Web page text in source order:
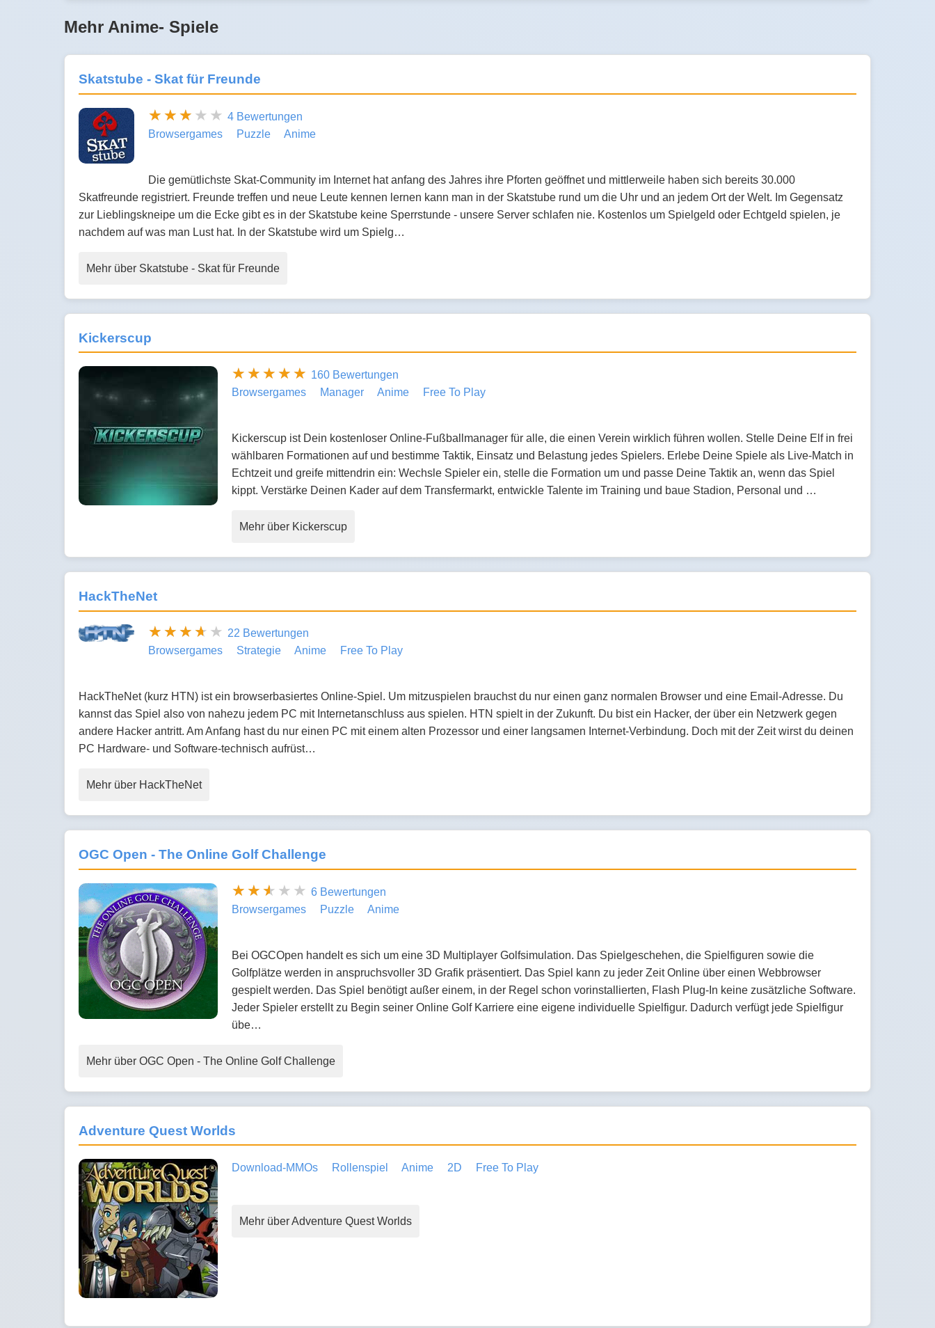
Mehr Anime- Spiele
Skatstube - Skat für Freunde
4 Bewertungen
Browsergames
Puzzle Anime
Die gemütlichste Skat-Community im Internet hat anfang des Jahres ihre Pforten geöffnet und mittlerweile haben sich bereits 30.000
Skatfreunde registriert. Freunde treffen und neue Leute kennen lernen kann man in der Skatstube rund um die Uhr und an jedem Ort der Welt. Im Gegensatz
zur Lieblingskneipe um die Ecke gibt es in der Skatstube keine Sperrstunde - unsere Server schlafen nie. Kostenlos um Spielgeld oder Echtgeld spielen, je
nachdem auf was man Lust hat. In der Skatstube wird um Spielg…
Mehr über Skatstube - Skat für Freunde
Kickerscup
160 Bewertungen
Browsergames
Manager Anime Free To Play
Kickerscup ist Dein kostenloser Online-Fußballmanager für alle, die einen Verein wirklich führen wollen. Stelle Deine Elf in frei
wählbaren Formationen auf und bestimme Taktik, Einsatz und Belastung jedes Spielers. Erlebe Deine Spiele als Live-Match in
Echtzeit und greife mittendrin ein: Wechsle Spieler ein, stelle die Formation um und passe Deine Taktik an, wenn das Spiel
kippt. Verstärke Deinen Kader auf dem Transfermarkt, entwickle Talente im Training und baue Stadion, Personal und …
Mehr über Kickerscup
HackTheNet
22 Bewertungen
Browsergames
Strategie Anime Free To Play
HackTheNet (kurz HTN) ist ein browserbasiertes Online-Spiel. Um mitzuspielen brauchst du nur einen ganz normalen Browser und eine Email-Adresse. Du
kannst das Spiel also von nahezu jedem PC mit Internetanschluss aus spielen. HTN spielt in der Zukunft. Du bist ein Hacker, der über ein Netzwerk gegen
andere Hacker antritt. Am Anfang hast du nur einen PC mit einem alten Prozessor und einer langsamen Internet-Verbindung. Doch mit der Zeit wirst du deinen
PC Hardware- und Software-technisch aufrüst…
Mehr über HackTheNet
OGC Open - The Online Golf Challenge
6 Bewertungen
Browsergames
Puzzle Anime
Bei OGCOpen handelt es sich um eine 3D Multiplayer Golfsimulation. Das Spielgeschehen, die Spielfiguren sowie die
Golfplätze werden in anspruchsvoller 3D Grafik präsentiert. Das Spiel kann zu jeder Zeit Online über einen Webbrowser
gespielt werden. Das Spiel benötigt außer einem, in der Regel schon vorinstallierten, Flash Plug-In keine zusätzliche Software.
Jeder Spieler erstellt zu Begin seiner Online Golf Karriere eine eigene individuelle Spielfigur. Dadurch verfügt jede Spielfigur
übe…
Mehr über OGC Open - The Online Golf Challenge
Adventure Quest Worlds
Download-MMOs Rollenspiel Anime 2D Free To Play
Mehr über Adventure Quest Worlds